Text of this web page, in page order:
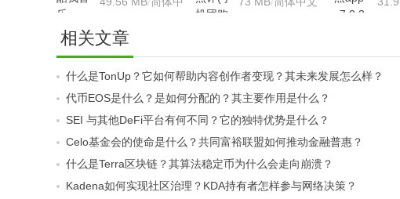
相关文章
什么是TonUp？它如何帮助内容创作者变现？其未来发展怎么样？
代币EOS是什么？是如何分配的？其主要作用是什么？
SEI 与其他DeFi平台有何不同？它的独特优势是什么？
Celo基金会的使命是什么？共同富裕联盟如何推动金融普惠？
什么是Terra区块链？其算法稳定币为什么会走向崩溃？
Kadena如何实现社区治理？KDA持有者怎样参与网络决策？